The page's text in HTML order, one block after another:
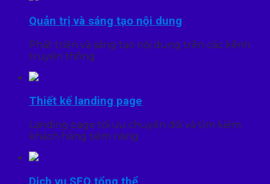
Quản trị và sáng tạo nội dung
Phát triển và sáng tạo nội dung trên các kênh
truyền thông
Thiết kế landing page
Landing page tối ưu chuyển đổi và tìm kiếm
khách hàng tiềm năng